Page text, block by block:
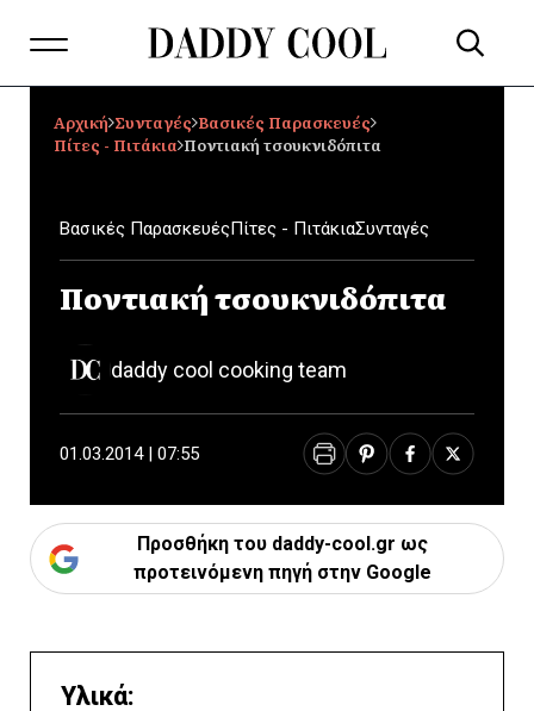
Αρχική Συνταγές Βασικές Παρασκευές
Πίτες - Πιτάκια Ποντιακή τσουκνιδόπιτα
Βασικές ΠαρασκευέςΠίτες - ΠιτάκιαΣυνταγές
Ποντιακή τσουκνιδόπιτα
daddy cool cooking team
01.03.2014 | 07:55
Προσθήκη του daddy-cool.gr ως
προτεινόμενη πηγή στην Google
Υλικά: